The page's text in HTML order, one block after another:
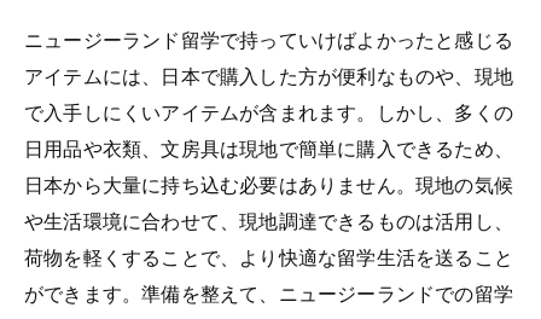
ニュージーランド留学で持っていけばよかったと感じる
アイテムには、日本で購入した方が便利なものや、現地
で入手しにくいアイテムが含まれます。しかし、多くの
日用品や衣類、文房具は現地で簡単に購入できるため、
日本から大量に持ち込む必要はありません。現地の気候
や生活環境に合わせて、現地調達できるものは活用し、
荷物を軽くすることで、より快適な留学生活を送ること
ができます。準備を整えて、ニュージーランドでの留学